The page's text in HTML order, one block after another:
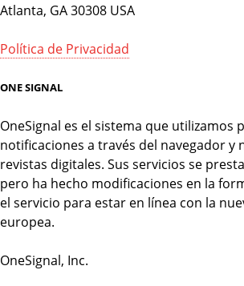
Atlanta, GA 30308 USA
Política de Privacidad
ONE SIGNAL
OneSignal es el sistema que utilizamos
notificaciones a través del navegador y
revistas digitales. Sus servicios se
pero ha hecho modificaciones en la
el servicio para estar en línea con la
europea.
OneSignal, Inc.